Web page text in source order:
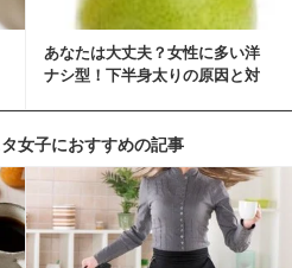
あなたは大丈夫？女性に多い洋
ナシ型！下半身太りの原因と対
女子におすすめの記事